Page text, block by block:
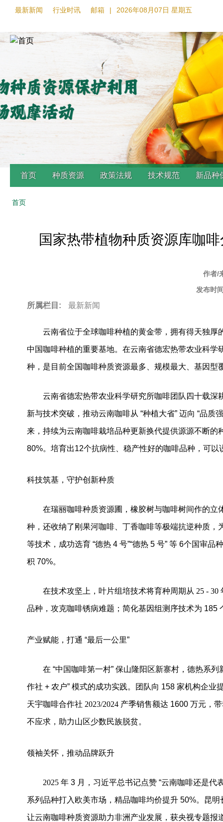
最新新闻 行业时讯 邮箱 | 2026年08月07日 星期五
首页 种质资源 政策法规 技术规范 新品种
首页
国家热带植物种质资源库咖
作者/
发布时
所属栏目: 最新新闻
云南省位于全球咖啡种植的黄金带，拥有得天独
中国咖啡种植的重要基地。在云南省德宏热带农业科学
种，是目前全国咖啡种质资源最多、规模最大、基因型
云南省德宏热带农业科学研究所咖啡团队四十载
新与技术突破，推动云南咖啡从 “种植大省” 迈向 “品质
来，持续为云南咖啡栽培品种更新换代提供源源不断的
80%。培育出12个抗病性、稳产性好的咖啡品种，可以
科技筑基，守护创新种质
在瑞丽咖啡种质资源圃，橡胶树与咖啡树间作的
种，还收纳了刚果河咖啡、丁香咖啡等极端抗逆种质，
等技术，成功选育 “德热 4 号”“德热 5 号” 等 6个国审品
积 70%。
在技术攻坚上，叶片组培技术将育种周期从 25 - 30
品种，攻克咖啡锈病难题；简化基因组测序技术为 185
产业赋能，打通 “最后一公里”
在 “中国咖啡第一村” 保山隆阳区新寨村，德热系
作社 + 农户” 模式的成功实践。团队向 158 家机构企业
天宇咖啡合作社 2023/2024 产季销售额达 1600 万元，
不应求，助力山区少数民族脱贫。
领袖关怀，推动品牌跃升
2025 年 3 月，习近平总书记点赞 “云南咖啡还是代
系列品种打入欧美市场，精品咖啡均价提升 50%。昆明
让云南咖啡种质资源助力非洲产业发展，获央视专题报